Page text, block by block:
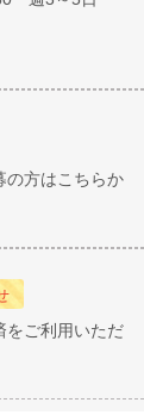
の方はこちらか
をご利用いただ